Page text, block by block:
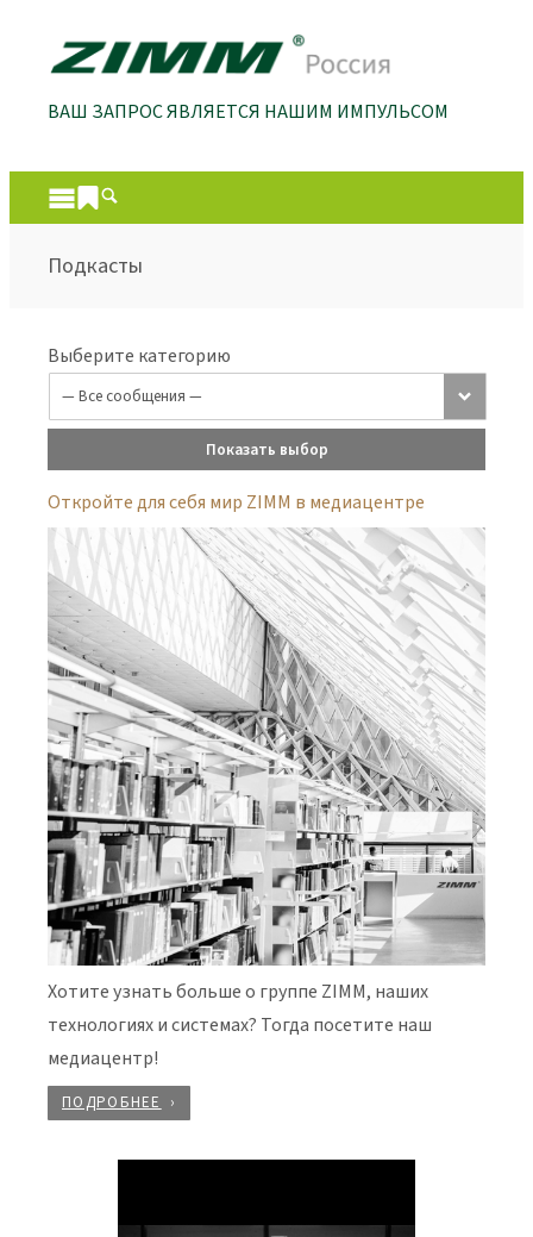
ВАШ ЗАПРОС ЯВЛЯЕТСЯ НАШИМ ИМПУЛЬСОМ
Подкасты
Выберите категорию
Показать выбор
Откройте для себя мир ZIMM в медиацентре
Хотите узнать больше о группе ZIMM, наших
технологиях и системах? Тогда посетите наш
медиацентр!
ПОДРОБНЕЕ